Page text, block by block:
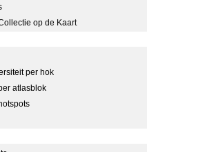
op de Kaart
per hok
atlasblok